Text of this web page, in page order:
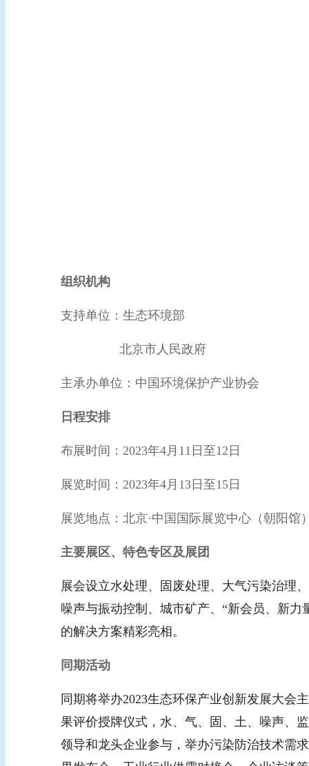
组织机构
支持单位：生态环境部
北京市人民政府
主承办单位：中国环境保护产业协会
日程安排
布展时间：2023年4月11日至12日
展览时间：2023年4月13日至15日
展览地点：北京·中国国际展览中心（朝阳馆
主要展区、特色专区及展团
展会设立水处理、固废处理、大气污染治理
噪声与振动控制、城市矿产、“新会员、新
的解决方案精彩亮相。
同期活动
同期将举办2023生态环保产业创新发展大会
果评价授牌仪式，水、气、固、土、噪声、
领导和龙头企业参与，举办污染防治技术需